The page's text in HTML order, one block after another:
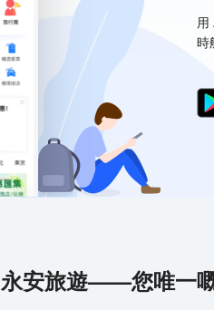
用
時
永安旅遊——您唯一